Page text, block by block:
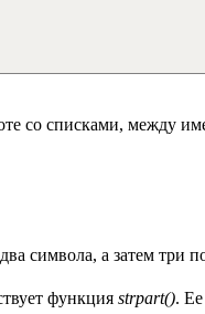
со списками, между
символа, а затем три
функция strpart().